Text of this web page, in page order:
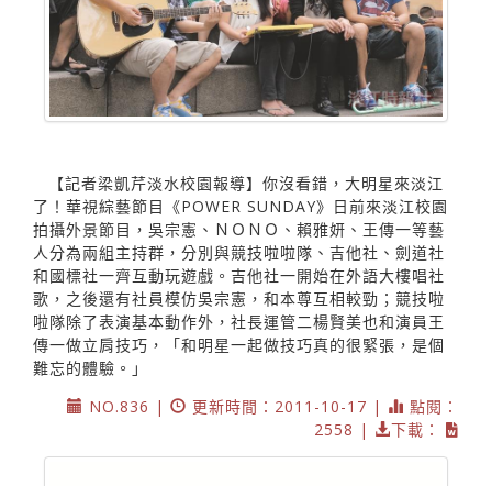
【記者梁凱芹淡水校園報導】你沒看錯，大明星來淡江
了！華視綜藝節目《POWER SUNDAY》日前來淡江校園
拍攝外景節目，吳宗憲、ＮＯＮＯ、賴雅妍、王傳一等藝
人分為兩組主持群，分別與競技啦啦隊、吉他社、劍道社
和國標社一齊互動玩遊戲。吉他社一開始在外語大樓唱社
歌，之後還有社員模仿吳宗憲，和本尊互相較勁；競技啦
啦隊除了表演基本動作外，社長運管二楊賢美也和演員王
傳一做立肩技巧，「和明星一起做技巧真的很緊張，是個
難忘的體驗。」
NO.836 |
更新時間：2011-10-17 |
點閱：
2558 |
下載：